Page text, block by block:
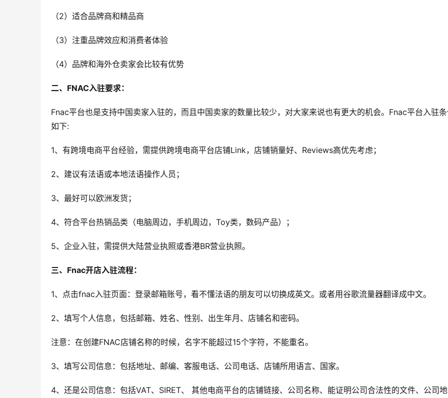
（2）适合品牌商和精品商
（3）注重品牌效应和消费者体验
（4）品牌和海外仓卖家会比较有优势
二、FNAC入驻要求：
Fnac平台也是支持中国卖家入驻的，而且中国卖家的数量比较少，对大家来说也有更大的机会。Fnac平台入驻
如下:
1、有跨境电商平台经验，需提供跨境电商平台店铺Link，店铺销量好、Reviews高优先考虑；
2、建议有法语或本地法语操作人员；
3、最好可以欧洲发货；
4、符合平台热销品类（电脑周边，手机周边，Toy类，数码产品）；
5、企业入驻，需提供大陆营业执照或香港BR营业执照。
三、Fnac开店入驻流程：
1、点击fnac入驻页面：登录邮箱账号，看不懂法语的朋友可以切换成英文。或者用谷歌流量器翻译成中文。
2、填写个人信息，包括邮箱、姓名、性别、出生年月、店铺名和密码。
注意：在创建FNAC店铺名称的时候，名字不能超过15个字符，不能重名。
3、填写公司信息：包括地址、邮编、客服电话、公司电话、店铺所用语言、国家。
4、还是公司信息：包括VAT、SIRET、 其他电商平台的店铺链接、公司名称、能证明公司合法性的文件、公司地